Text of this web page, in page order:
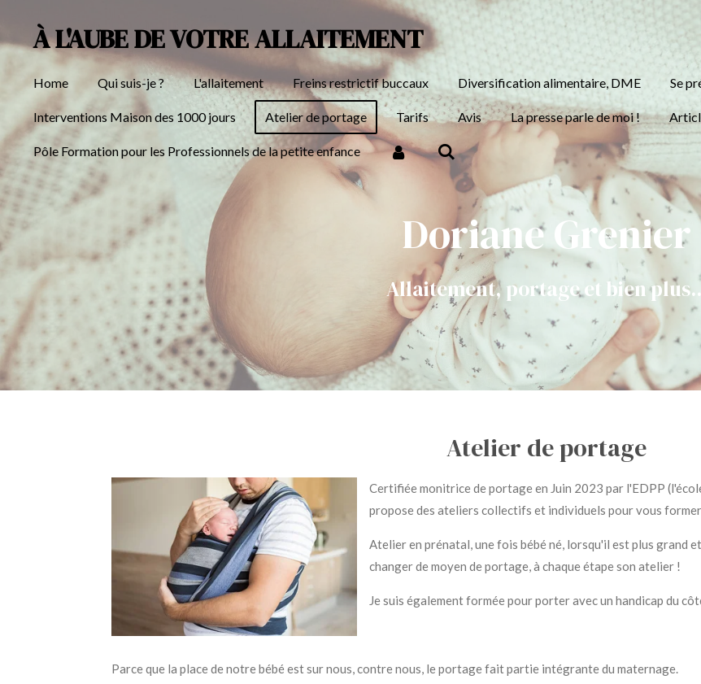
au
principal
À L'AUBE DE VOTRE ALLAITEMENT
Home Qui suis-je ? L'allaitement Freins restrictif buccaux Diversification alimentaire, DME Se
Interventions Maison des 1000 jours Atelier de portage Tarifs Avis La presse parle de moi !
Pôle Formation pour les Professionnels de la petite enfance
Doriane Grenier
Allaitement, portage et bien
Atelier de portage
Certifiée monitrice de portage en Juin 2023 par l'EDPP
propose des ateliers collectifs et individuels pour vous
Atelier en prénatal, une fois bébé né, lorsqu'il est plus grand
changer de moyen de portage, à chaque étape son atelier !
Je suis également formée pour porter avec un handicap du
Parce que la place de notre bébé est sur nous, contre nous, le portage fait partie intégrante du maternage.